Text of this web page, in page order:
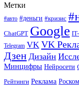
Метки
#авто #деньги #кризис
ChatGPT Google
Telegram VK VK
Дзен Дизайн
Минцифры Нейросети
Рейтинги Реклама